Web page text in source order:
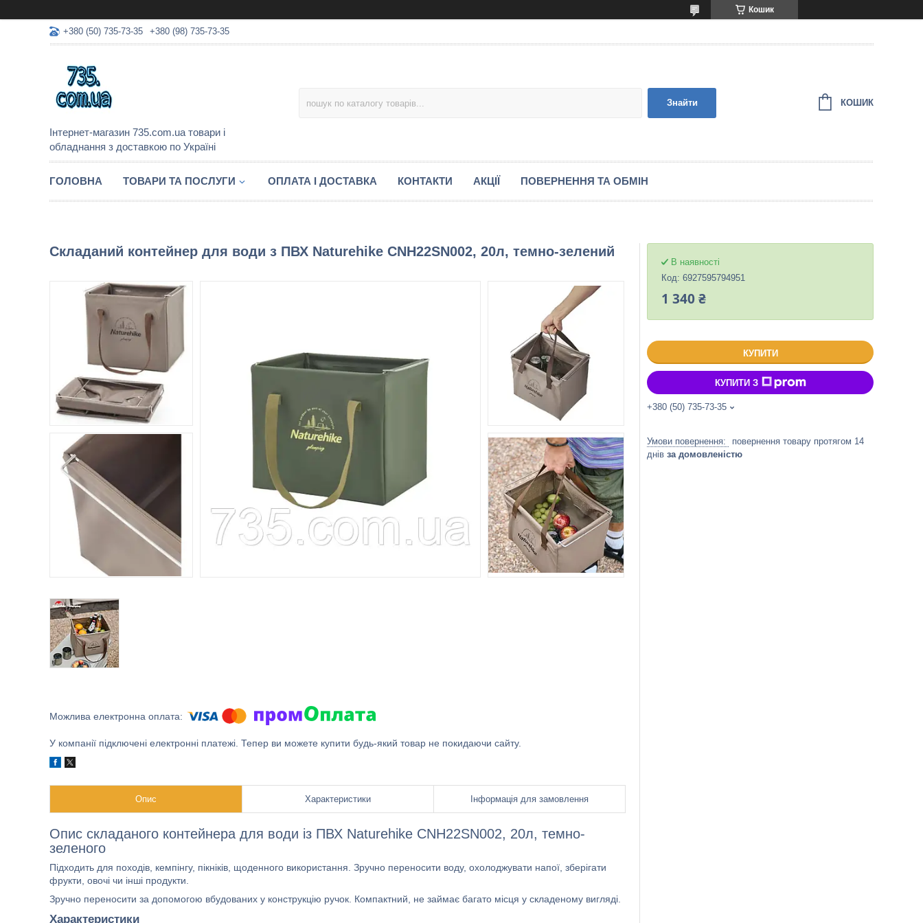
Кошик
+380 (50) 735-73-35 +380 (98) 735-73-35
Інтернет-магазин 735.com.ua товари і
обладнання з доставкою по Україні
Знайти КОШИК
ГОЛОВНА ТОВАРИ ТА ПОСЛУГИ ОПЛАТА І ДОСТАВКА КОНТАКТИ АКЦІЇ ПОВЕРНЕННЯ ТА ОБМІН
Складаний контейнер для води з ПВХ Naturehike CNH22SN002, 20л, темно-зелений
У компанії підключені електронні платежі. Тепер ви можете купити будь-який товар не покидаючи сайту.
Опис Характеристики Інформація для замовлення
Опис складаного контейнера для води із ПВХ Naturehike CNH22SN002, 20л, темно-
зеленого
Підходить для походів, кемпінгу, пікніків, щоденного використання. Зручно переносити воду, охолоджувати напої, зберігати
фрукти, овочі чи інші продукти.
Зручно переносити за допомогою вбудованих у конструкцію ручок. Компактний, не займає багато місця у складеному вигляді.
Характеристики
В наявності
Код: 6927595794951
1 340 ₴
КУПИТИ
КУПИТИ З
+380 (50) 735-73-35
повернення товару протягом 14
днів за домовленістю